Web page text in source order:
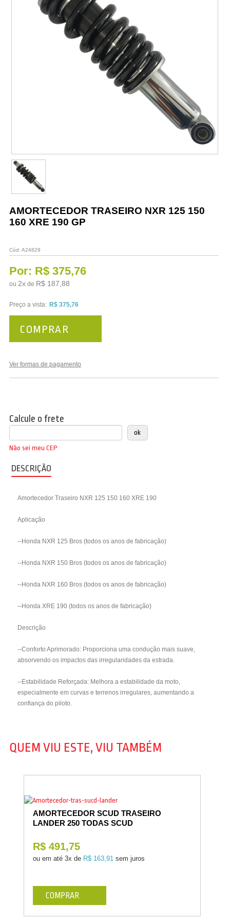
Vestuário
Promoções
AMORTECEDOR TRASEIRO NXR 125 150
160 XRE 190 GP
Cód: A24829
Por: R$ 375,76
ou 2xde R$ 187,88
Preço a vista: R$ 375,76
Ver formas de pagamento
COMPRAR
Calcule o frete
Não sei meu CEP
DESCRIÇÃO
Amortecedor Traseiro NXR 125 150 160 XRE 190
Aplicação
--Honda NXR 125 Bros (todos os anos de fabricação)
--Honda NXR 150 Bros (todos os anos de fabricação)
--Honda NXR 160 Bros (todos os anos de fabricação)
--Honda XRE 190 (todos os anos de fabricação)
Descrição
--Conforto Aprimorado: Proporciona uma condução mais suave,
absorvendo os impactos das irregularidades da estrada.
--Estabilidade Reforçada: Melhora a estabilidade da moto,
especialmente em curvas e terrenos irregulares, aumentando a
confiança do piloto.
QUEM VIU ESTE, VIU TAMBÉM
AMORTECEDOR SCUD TRASEIRO
LANDER 250 TODAS SCUD
R$ 491,75
ou em até 3x de R$ 163,91 sem juros
COMPRAR